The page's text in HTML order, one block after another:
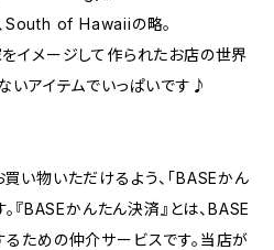
South of Hawaiiの略。
イメージして作られたお店の世界
いアイテムでいっぱいです♪
い物いただけるよう、「BASEかん
『BASEかんたん決済』とは、BASE
ための仲介サービスです。当店が